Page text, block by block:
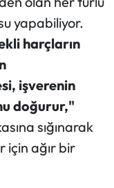
yapabiliyor.
harçların
işverenin
doğurur,"
sığınarak
için ağır bir